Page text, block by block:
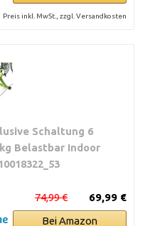
Preis inkl. MwSt., zzgl. Versandkosten
Schaltung 6
Belastbar Indoor
69,99 €
74,99 €
Bei Amazon